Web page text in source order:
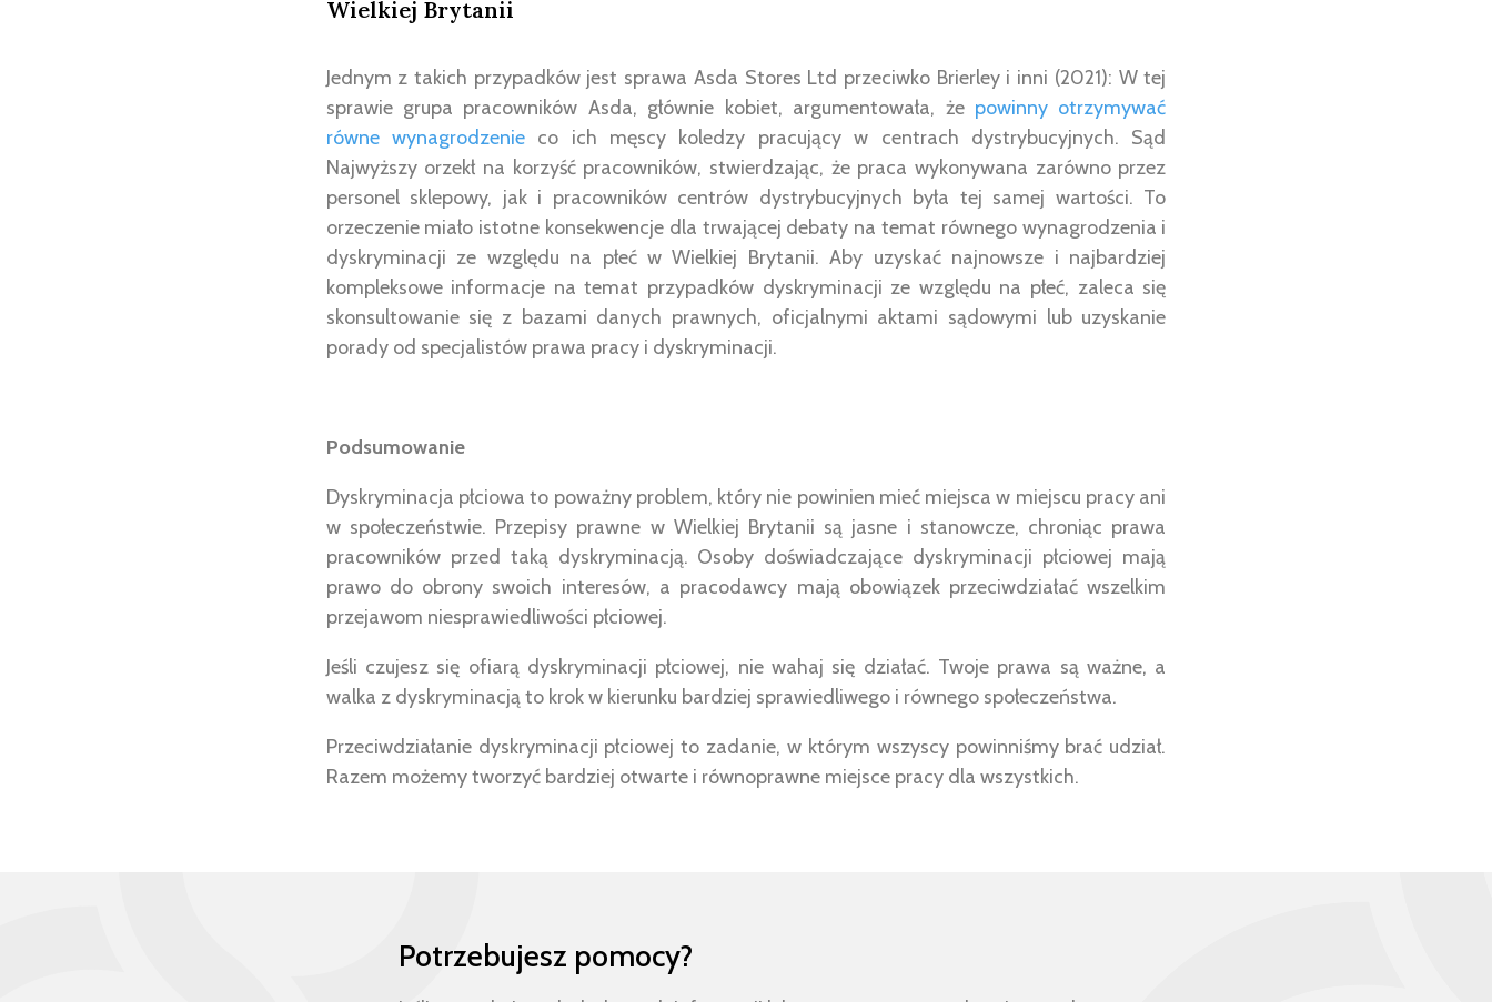
Wielkiej Brytanii
Jednym z takich przypadków jest sprawa Asda Stores Ltd przeciwko Brierley i inni (2021): W tej
sprawie grupa pracowników Asda, głównie kobiet, argumentowała, że powinny otrzymywać
równe wynagrodzenie co ich męscy koledzy pracujący w centrach dystrybucyjnych. Sąd
Najwyższy orzekł na korzyść pracowników, stwierdzając, że praca wykonywana zarówno przez
personel sklepowy, jak i pracowników centrów dystrybucyjnych była tej samej wartości. To
orzeczenie miało istotne konsekwencje dla trwającej debaty na temat równego wynagrodzenia i
dyskryminacji ze względu na płeć w Wielkiej Brytanii. Aby uzyskać najnowsze i najbardziej
kompleksowe informacje na temat przypadków dyskryminacji ze względu na płeć, zaleca się
skonsultowanie się z bazami danych prawnych, oficjalnymi aktami sądowymi lub uzyskanie
porady od specjalistów prawa pracy i dyskryminacji.
Podsumowanie
Dyskryminacja płciowa to poważny problem, który nie powinien mieć miejsca w miejscu pracy ani
w społeczeństwie. Przepisy prawne w Wielkiej Brytanii są jasne i stanowcze, chroniąc prawa
pracowników przed taką dyskryminacją. Osoby doświadczające dyskryminacji płciowej mają
prawo do obrony swoich interesów, a pracodawcy mają obowiązek przeciwdziałać wszelkim
przejawom niesprawiedliwości płciowej.
Jeśli czujesz się ofiarą dyskryminacji płciowej, nie wahaj się działać. Twoje prawa są ważne, a
walka z dyskryminacją to krok w kierunku bardziej sprawiedliwego i równego społeczeństwa.
Przeciwdziałanie dyskryminacji płciowej to zadanie, w którym wszyscy powinniśmy brać udział.
Razem możemy tworzyć bardziej otwarte i równoprawne miejsce pracy dla wszystkich.
Potrzebujesz pomocy?